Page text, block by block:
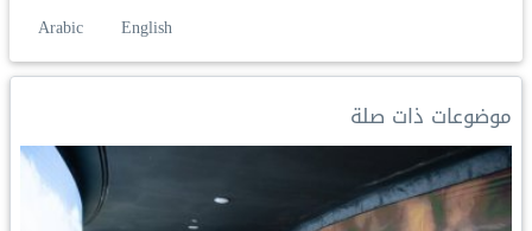
e
o
o
k
t
A
p
p
i
t
e
t
y
n
k
I
r
Arabic English
موضوعات ذات صلة